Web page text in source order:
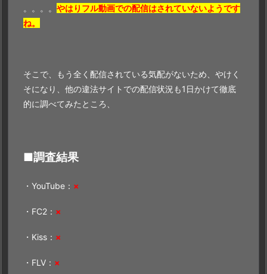
。。。。 やはりフル動画での配信はされていないようです
ね。
そこで、もう全く配信されている気配がないため、やけく
そになり、他の違法サイトでの配信状況も1日かけて徹底
的に調べてみたところ、
■調査結果
・YouTube： ×
・FC2： ×
・Kiss： ×
・FLV： ×